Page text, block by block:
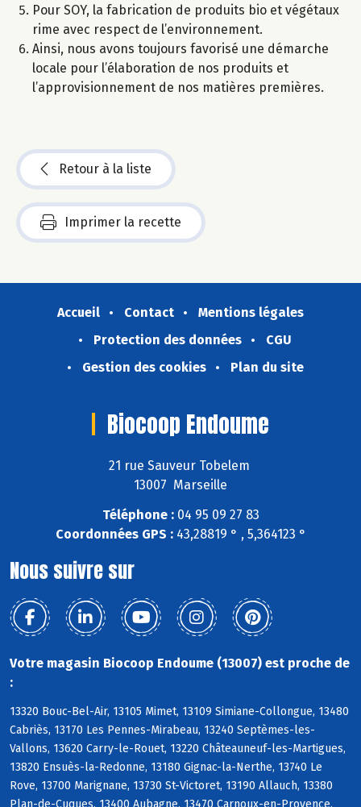
Pour SOY, la fabrication de produits bio et végétaux
rime avec respect de l’environnement.
Ainsi, nous avons toujours favorisé une démarche
locale pour l’élaboration de nos produits et
l’approvisionnement de nos matières premières.
Retour à la liste
Imprimer la recette
Accueil Contact
Mentions légales
Protection des données
CGU
Gestion des cookies
Plan du site
Biocoop Endoume
21 rue Sauveur Tobelem
13007 Marseille
Téléphone :04 95 09 27 83
Coordonnées GPS :43,28819 ° , 5,364123 °
Nous suivre sur
Votre magasin Biocoop Endoume (13007) est proche de
:
13320 Bouc-Bel-Air, 13105 Mimet, 13109 Simiane-Collongue, 13480
Cabriès, 13170 Les Pennes-Mirabeau, 13240 Septèmes-les-
Vallons, 13620 Carry-le-Rouet, 13220 Châteauneuf-les-Martigues,
13820 Ensuès-la-Redonne, 13180 Gignac-la-Nerthe, 13740 Le
Rove, 13700 Marignane, 13730 St-Victoret, 13190 Allauch, 13380